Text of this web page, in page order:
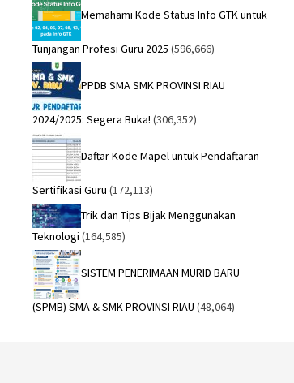
Memahami Kode Status Info GTK untuk
Tunjangan Profesi Guru 2025 (596,666)
PPDB SMA SMK PROVINSI RIAU
2024/2025: Segera Buka! (306,352)
Daftar Kode Mapel untuk Pendaftaran
Sertifikasi Guru (172,113)
Trik dan Tips Bijak Menggunakan
Teknologi (164,585)
SISTEM PENERIMAAN MURID BARU
(SPMB) SMA & SMK PROVINSI RIAU (48,064)